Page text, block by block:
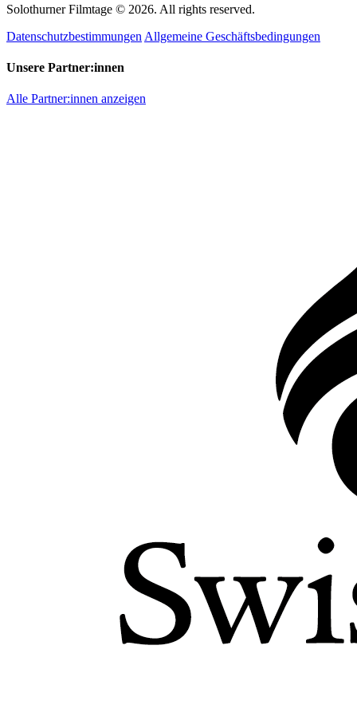
Solothurner Filmtage © 2026. All rights reserved.
Datenschutzbestimmungen Allgemeine Geschäftsbedingungen
Unsere Partner:innen
Alle Partner:innen anzeigen